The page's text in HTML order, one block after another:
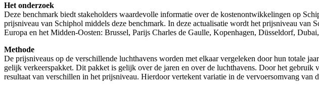
Het onderzoek
Deze benchmark biedt stakeholders waardevolle informatie over de kostenontwikkelingen op
prijsniveau van Schiphol middels deze benchmark. In deze actualisatie wordt het prijsniveau
Europa en het Midden-Oosten: Brussel, Parijs Charles de Gaulle, Kopenhagen, Düsseldorf,
Methode
De prijsniveaus op de verschillende luchthavens worden met elkaar vergeleken door hun totale
gelijk verkeerspakket. Dit pakket is gelijk over de jaren en over de luchthavens. Door het
resultaat van verschillen in het prijsniveau. Hierdoor vertekent variatie in de vervoersomvang